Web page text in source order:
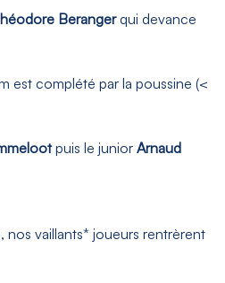
Berangerqui devance
est complété par la poussine (<
puis le junior Arnaud
nos vaillants* joueurs rentrèrent